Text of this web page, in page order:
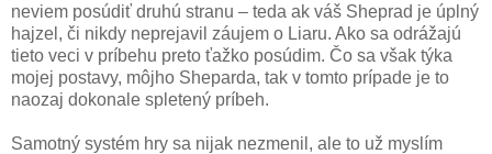
neviem posúdiť druhú stranu – teda ak váš Sheprad je úplný
hajzel, či nikdy neprejavil záujem o Liaru. Ako sa odrážajú
tieto veci v príbehu preto ťažko posúdim. Čo sa však týka
mojej postavy, môjho Sheparda, tak v tomto prípade je to
naozaj dokonale spletený príbeh.
Samotný systém hry sa nijak nezmenil, ale to už myslím